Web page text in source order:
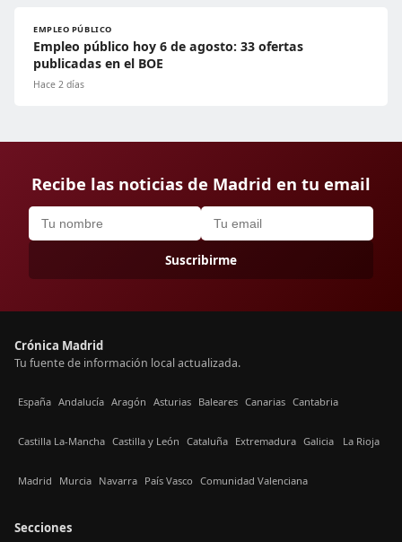
EMPLEO PÚBLICO
Empleo público hoy 6 de agosto: 33 ofertas
publicadas en el BOE
Hace 2 días
Recibe las noticias de Madrid en tu email
Suscribirme
Crónica Madrid
Tu fuente de información local actualizada.
España Andalucía Aragón Asturias Baleares Canarias Cantabria
Castilla La-Mancha Castilla y León Cataluña Extremadura Galicia La Rioja
Madrid Murcia Navarra País Vasco Comunidad Valenciana
Secciones